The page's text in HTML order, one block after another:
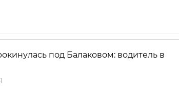
под Балаковом: водитель в